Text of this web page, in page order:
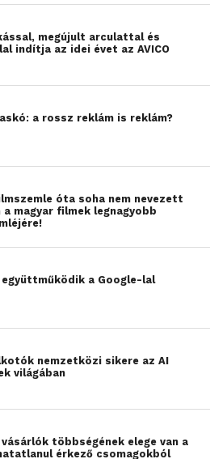
megújult arculattal és
indítja az idei évet az AVICO
a rossz reklám is reklám?
óta soha nem nevezett
a magyar filmek legnagyobb
együttműködik a Google-lal
nemzetközi sikere az AI
világában
többségének elege van a
érkező csomagokból